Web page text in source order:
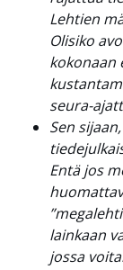
Lehtien
Olisiko
kokonaan
seura-
Sen
Entä jos
lainkaan
jossa